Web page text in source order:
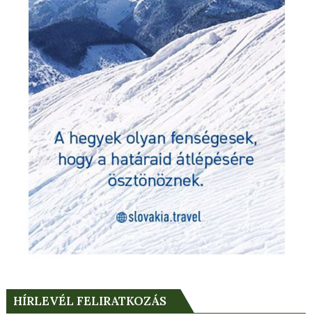
HÍRLEVÉL FELIRATKOZÁS